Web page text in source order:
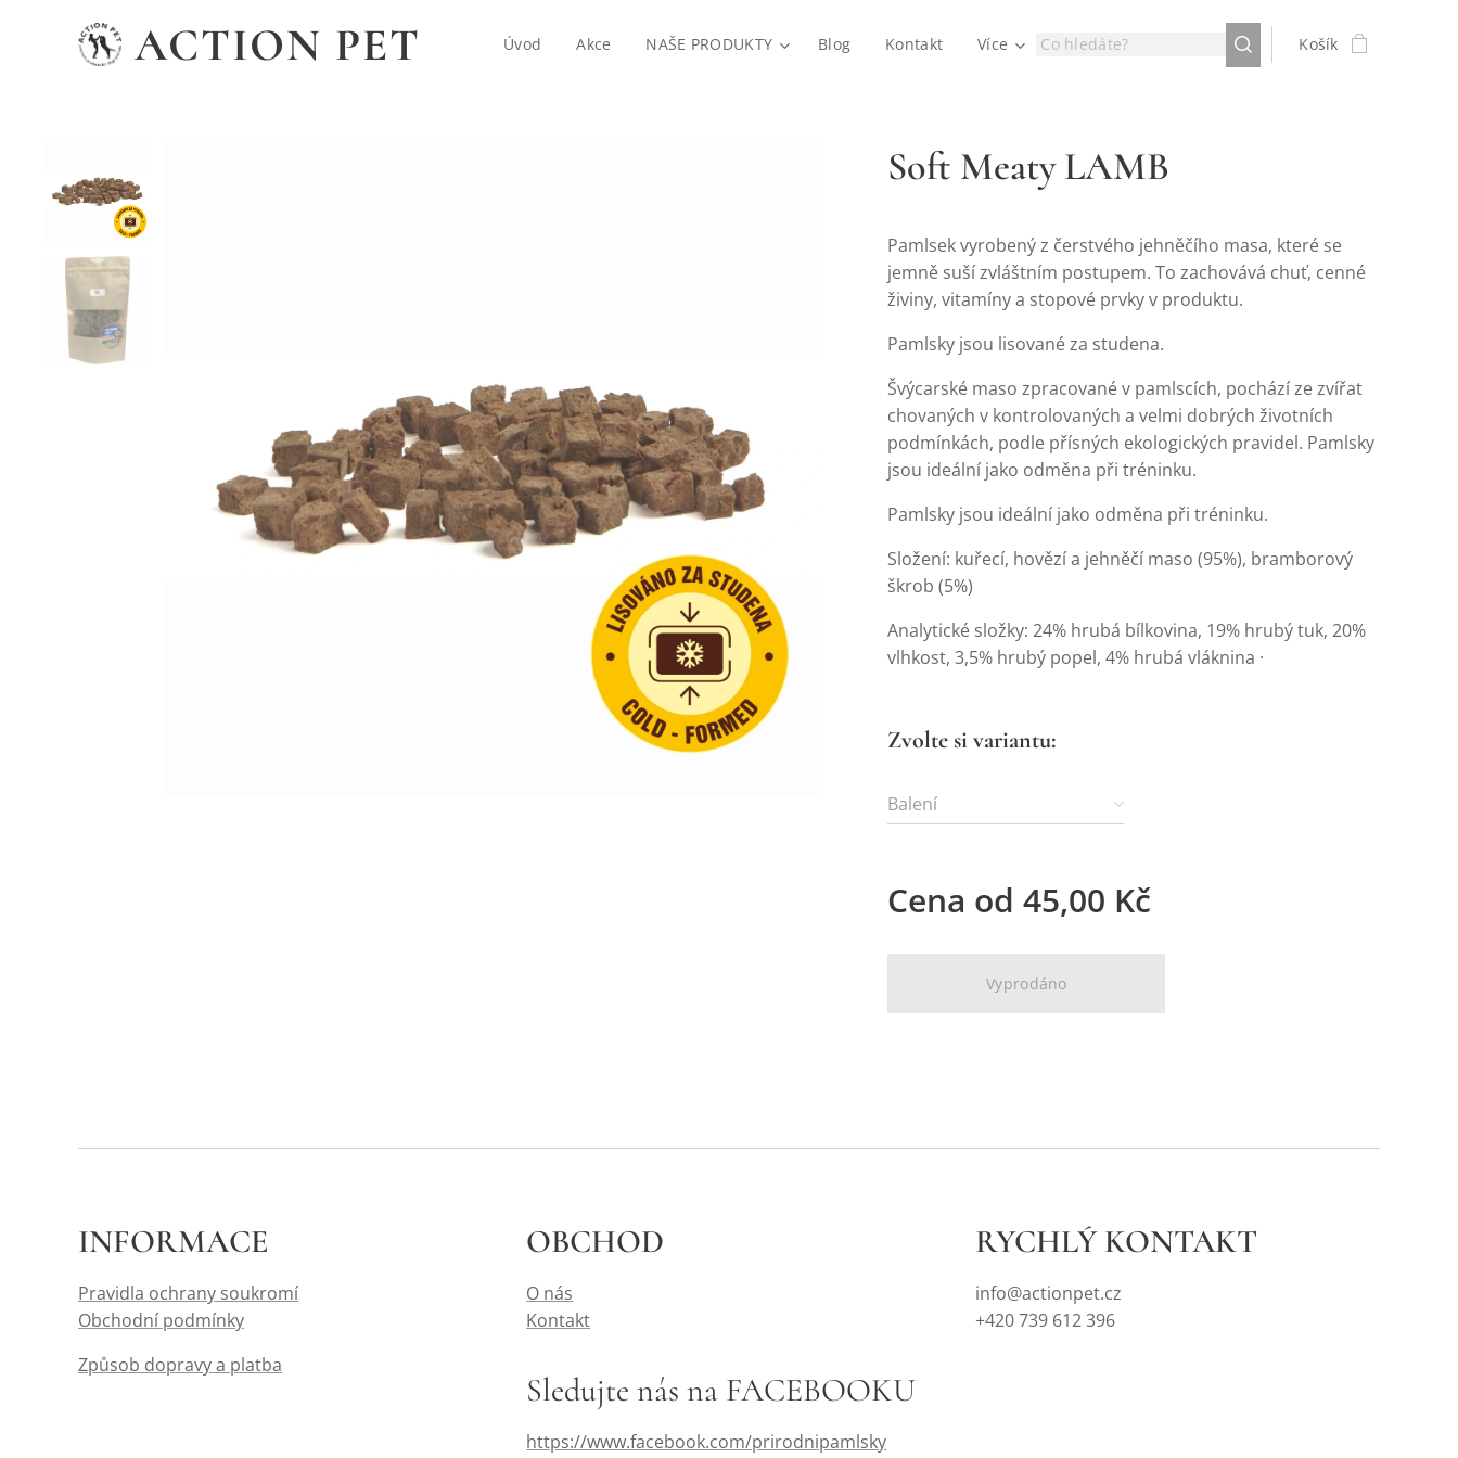
ACTION PET Úvod Akce NAŠE PRODUKTY Blog Kontakt Více Košík
Soft Meaty LAMB
Pamlsek vyrobený z čerstvého jehněčího masa, které se
jemně suší zvláštním postupem. To zachovává chuť, cenné
živiny, vitamíny a stopové prvky v produktu.
Pamlsky jsou lisované za studena.
Švýcarské maso zpracované v pamlscích, pochází ze zvířat
chovaných v kontrolovaných a velmi dobrých životních
podmínkách, podle přísných ekologických pravidel. Pamlsky
jsou ideální jako odměna při tréninku.
Pamlsky jsou ideální jako odměna při tréninku.
Složení: kuřecí, hovězí a jehněčí maso (95%), bramborový
škrob (5%)
Analytické složky: 24% hrubá bílkovina, 19% hrubý tuk, 20%
vlhkost, 3,5% hrubý popel, 4% hrubá vláknina ·
Zvolte si variantu:
Balení
Cena od45,00 Kč
Vyprodáno
INFORMACE
Pravidla ochrany soukromí
Obchodní podmínky
Způsob dopravy a platba
OBCHOD
O nás
Kontakt
Sledujte nás na FACEBOOKU
https://www.facebook.com/prirodnipamlsky
RYCHLÝ KONTAKT
info@actionpet.cz
+420 739 612 396